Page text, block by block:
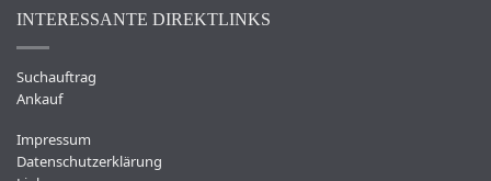
INTERESSANTE DIREKTLINKS
Suchauftrag
Ankauf
Impressum
Datenschutzerklärung